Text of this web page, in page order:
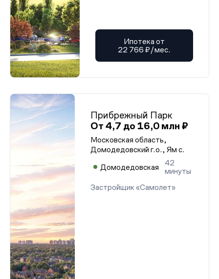
Ипотека от
22 766 ₽/мес.
Прибрежный Парк
От 4,7 до 16,0 млн ₽
Московская область,
Домодедовский г.о., Ям с.
Домодедовская
42
минуты
Застройщик «Самолет»